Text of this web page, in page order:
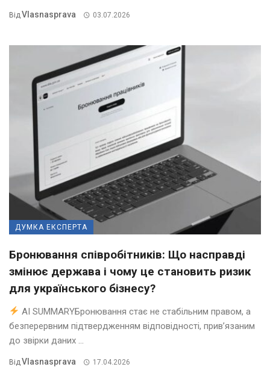
ВідVlasnasprava 03.07.2026
ДУМКА ЕКСПЕРТА
Бронювання співробітників: Що насправді
змінює держава і чому це становить ризик
для українського бізнесу?
AI SUMMARYБронювання стає не стабільним правом, а
безперервним підтвердженням відповідності, прив’язаним
до звірки даних ...
Від Vlasnasprava 17.04.2026